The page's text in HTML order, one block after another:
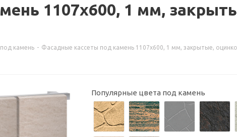
1107х600, 1 мм,
камень - Фасадные кассеты под камень 1107х600, 1 мм, закрытые,
Популярные цвета под камень